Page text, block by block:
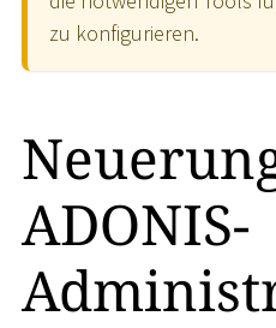
zu konfigurieren.
ADONIS-